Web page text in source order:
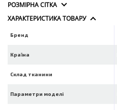
РОЗМІРНА СІТКА
ХАРАКТЕРИСТИКА ТОВАРУ
Бренд
Країна
Склад тканини
Параметри моделі